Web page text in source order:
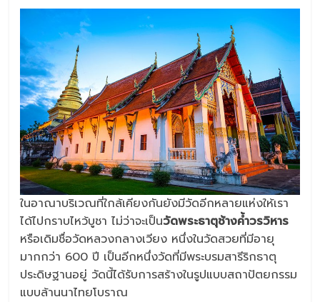
ในอาณาบริเวณที่ใกล้เคียงกันยังมีวัดอีกหลายแห่งให้เรา
ได้ไปกราบไหว้บูชา ไม่ว่าจะเป็นวัดพระธาตุช้างค้ำวรวิหาร
หรือเดิมชื่อวัดหลวงกลางเวียง หนึ่งในวัดสวยที่มีอายุ
มากกว่า 600 ปี เป็นอีกหนึ่งวัดที่มีพระบรมสารีริกธาตุ
ประดิษฐานอยู่ วัดนี้ได้รับการสร้างในรูปแบบสถาปัตยกรรม
แบบล้านนาไทยโบราณ